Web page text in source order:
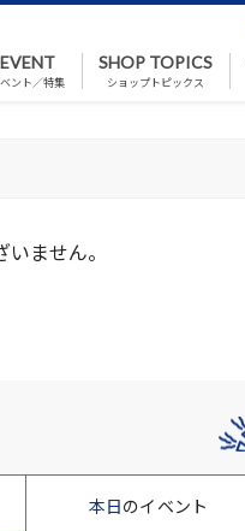
EVENT
ント／特集
SHOP TOPICS
ショップトピックス
ません。
本日のイベント